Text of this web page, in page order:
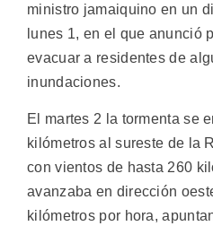
ministro jamaiquino en un
lunes 1, en el que anunció
evacuar a residentes de
inundaciones.
El martes 2 la tormenta se
kilómetros al sureste de la
con vientos de hasta 260
avanzaba en dirección
kilómetros por hora,